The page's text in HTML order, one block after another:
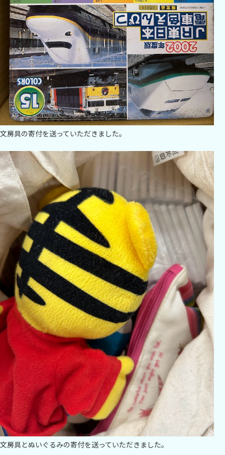
文房具の寄付を送っていただきました。
文房具とぬいぐるみの寄付を送っていただきました。